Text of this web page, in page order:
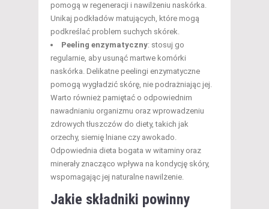
pomogą w regeneracji i nawilżeniu naskórka.
Unikaj podkładów matujących, które mogą
podkreślać problem suchych skórek.
Peeling enzymatyczny: stosuj go
regularnie, aby usunąć martwe komórki
naskórka. Delikatne peelingi enzymatyczne
pomogą wygładzić skórę, nie podrażniając jej.
Warto również pamiętać o odpowiednim
nawadnianiu organizmu oraz wprowadzeniu
zdrowych tłuszczów do diety, takich jak
orzechy, siemię lniane czy awokado.
Odpowiednia dieta bogata w witaminy oraz
minerały znacząco wpływa na kondycję skóry,
wspomagając jej naturalne nawilżenie.
Jakie składniki powinny